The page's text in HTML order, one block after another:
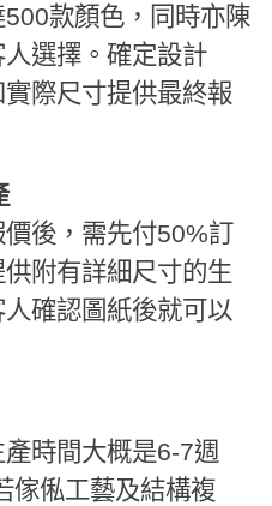
款顏色，同時亦陳
選擇。確定設計
際尺寸提供最終報
後，需先付50%訂
附有詳細尺寸的生
確認圖紙後就可以
時間大概是6-7週
傢俬工藝及結構複